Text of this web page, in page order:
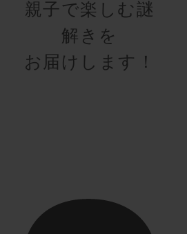
親子で楽しむ謎
解きを
お届けします！